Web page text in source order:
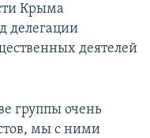
Крыма
делегации
деятелей
группы очень
мы с ними